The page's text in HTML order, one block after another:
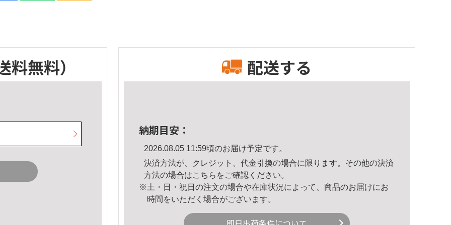
料無料） 配送する
納期目安：
2026.08.05 11:59頃のお届け予定です。
決済方法が、クレジット、代金引換の場合に限ります。その他の決済
方法の場合はこちら をご確認ください。
※土・日・祝日の注文の場合や在庫状況によって、商品のお届けにお
時間をいただく場合がございます。